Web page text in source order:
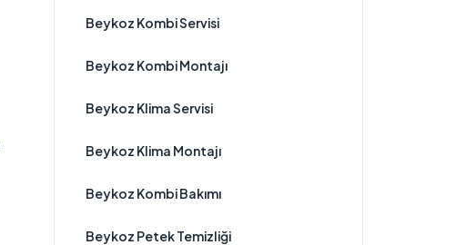
Beykoz Kombi Servisi
Beykoz Kombi Montajı
Beykoz Klima Servisi
Beykoz Klima Montajı
Beykoz Kombi Bakımı
Beykoz Petek Temizliği